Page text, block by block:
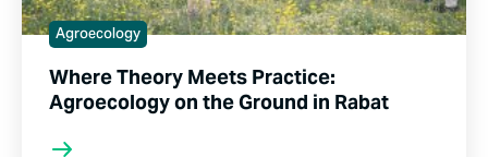
Agroecology
Where Theory Meets Practice:
Agroecology on the Ground in Rabat